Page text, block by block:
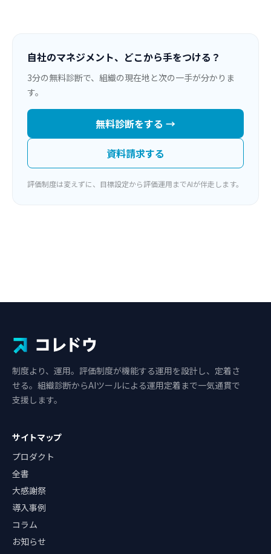
自社のマネジメント、どこから手をつける？
3分の無料診断で、組織の現在地と次の一手が分かりま
す。
無料診断をする →
資料請求する
評価制度は変えずに、目標設定から評価運用までAIが伴走します。
制度より、運用。評価制度が機能する運用を設計し、定着さ
せる。組織診断からAIツールによる運用定着まで一気通貫で
支援します。
サイトマップ
プロダクト
全書
大感謝祭
導入事例
コラム
お知らせ